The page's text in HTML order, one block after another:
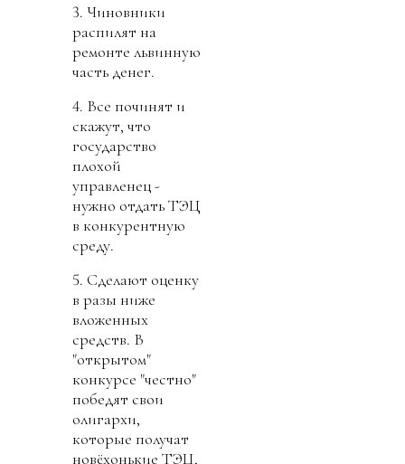
3. Чиновники
распилят на
ремонте львинную
часть денег.
4. Все починят и
скажут, что
государство
плохой
управленец -
нужно отдать ТЭЦ
в конкурентную
среду.
5. Сделают оценку
в разы ниже
вложенных
средств. В
"открытом"
конкурсе "честно"
победят свои
олигархи,
которые получат
новёхонькие ТЭЦ,